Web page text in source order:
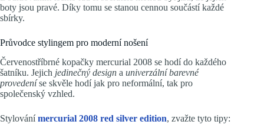
boty jsou pravé. Díky tomu se stanou cennou součástí každé
sbírky.
Průvodce stylingem pro moderní nošení
Červenostříbrné kopačky mercurial 2008 se hodí do každého
šatníku. Jejich jedinečný design a univerzální barevné
provedeníse skvěle hodí jak pro neformální, tak pro
společenský vzhled.
Stylovánímercurial 2008 red silver edition, zvažte tyto tipy: